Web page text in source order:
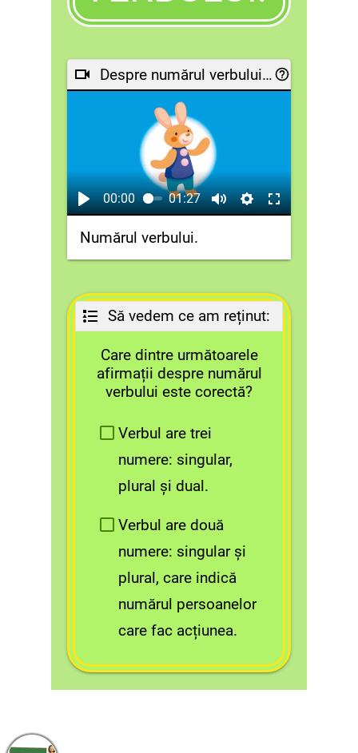
Despre numărul verbului, pe înțelesul tău:
00:00 01:27
Numărul verbului.
Să vedem ce am reținut:
Care dintre următoarele
afirmații despre numărul
verbului este corectă?
Verbul are trei
numere: singular,
plural și dual.
Verbul are două
numere: singular și
plural, care indică
numărul persoanelor
care fac acțiunea.